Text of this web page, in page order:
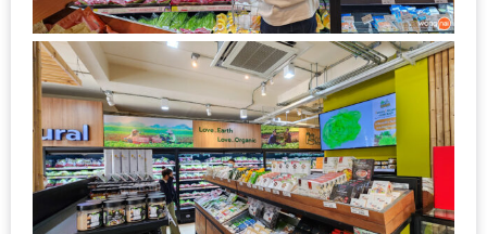
ไม่
บาน
ปลาย
อิ่ม
ชิ
ลล์
ไม่
เกิน